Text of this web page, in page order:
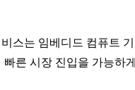
스는 임베디드 컴퓨트
른 시장 진입을 가능